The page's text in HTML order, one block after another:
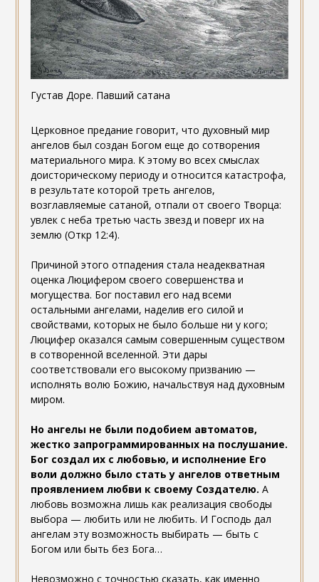
Густав Доре. Павший сатана
Церковное предание говорит, что духовный мир
ангелов был создан Богом еще до сотворения
материального мира. К этому во всех смыслах
доисторическому периоду и относится катастрофа,
в результате которой треть ангелов,
возглавляемые сатаной, отпали от своего Творца:
увлек с неба третью часть звезд и поверг их на
землю (Откр 12:4).
Причиной этого отпадения стала неадекватная
оценка Люцифером своего совершенства и
могущества. Бог поставил его над всеми
остальными ангелами, наделив его силой и
свойствами, которых не было больше ни у кого;
Люцифер оказался самым совершенным существом
в сотворенной вселенной. Эти дары
соответствовали его высокому призванию —
исполнять волю Божию, начальствуя над духовным
миром.
Но ангелы не были подобием автоматов,
жестко запрограммированных на послушание.
Бог создал их с любовью, и исполнение Его
воли должно было стать у ангелов ответным
проявлением любви к своему Создателю. А
любовь возможна лишь как реализация свободы
выбора — любить или не любить. И Господь дал
ангелам эту возможность выбирать — быть с
Богом или быть без Бога…
Невозможно с точностью сказать, как именно